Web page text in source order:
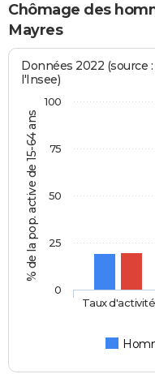
Chômage des
Mayres
% de la pop. active de 15-64 ans
Données 2022 (source
l'Insee)
Taux d'activité
0
25
50
75
100